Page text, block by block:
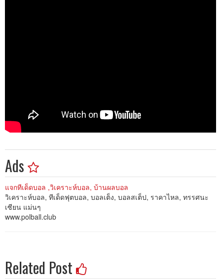
Ads
แจกทีเด็ดบอล ,วิเคราะห์บอล, บ้านผลบอล
วิเคราะห์บอล, ทีเด็ดฟุตบอล, บอลเต็ง, บอลสเต็ป, ราคาไหล, ทรรศนะ
เซียน แม่นๆ
www.polball.club
Related Post